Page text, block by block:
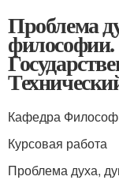
Проблема
Кафедра
Курсовая работа
Проблема духа,